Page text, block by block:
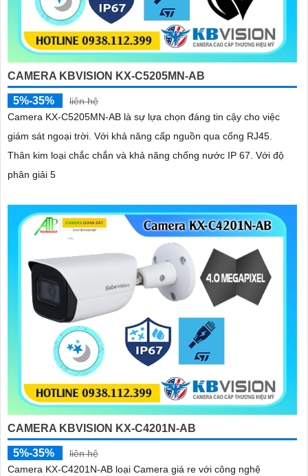
CAMERA KBVISION KX-C5205MN-AB
5%-35%
liên hệ
Camera KX-C5205MN-AB là sự lựa chọn đáng tin cậy cho việc
giám sát ngoại trời. Với khả năng cấp nguồn qua cổng RJ45.
Thân kim loại chắc chắn và khả năng chống nước IP 67. Với độ
phân giải 5
CAMERA KBVISION KX-C4201N-AB
5%-35%
liên hệ
Camera KX-C4201N-AB loại Camera giá re với công nghệ